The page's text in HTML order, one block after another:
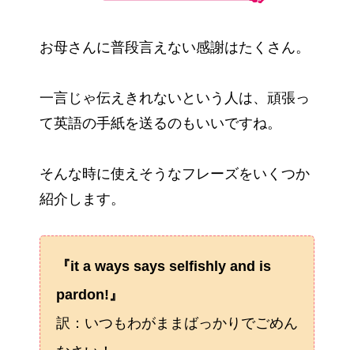
お母さんに普段言えない感謝はたくさん。
一言じゃ伝えきれないという人は、頑張っ
て英語の手紙を送るのもいいですね。
そんな時に使えそうなフレーズをいくつか
紹介します。
『it a ways says selfishly and is
pardon!』
訳：いつもわがままばっかりでごめん